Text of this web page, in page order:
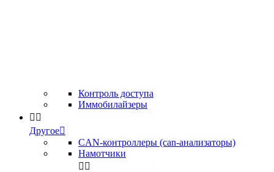
Контроль доступа
Иммобилайзеры
 
Другое
CAN-контроллеры (can-анализаторы)
Намотчики
 